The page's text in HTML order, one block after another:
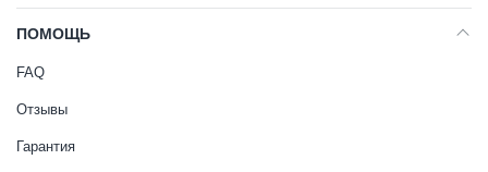
ПОМОЩЬ
FAQ
Отзывы
Гарантия